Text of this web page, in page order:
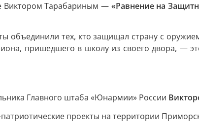
Виктором Тарабариным — «Равнение на
тех, кто защищал страну с оружием
пришедшего в школу из своего двора, —
Главного штаба «Юнармии» России
проекты на территории